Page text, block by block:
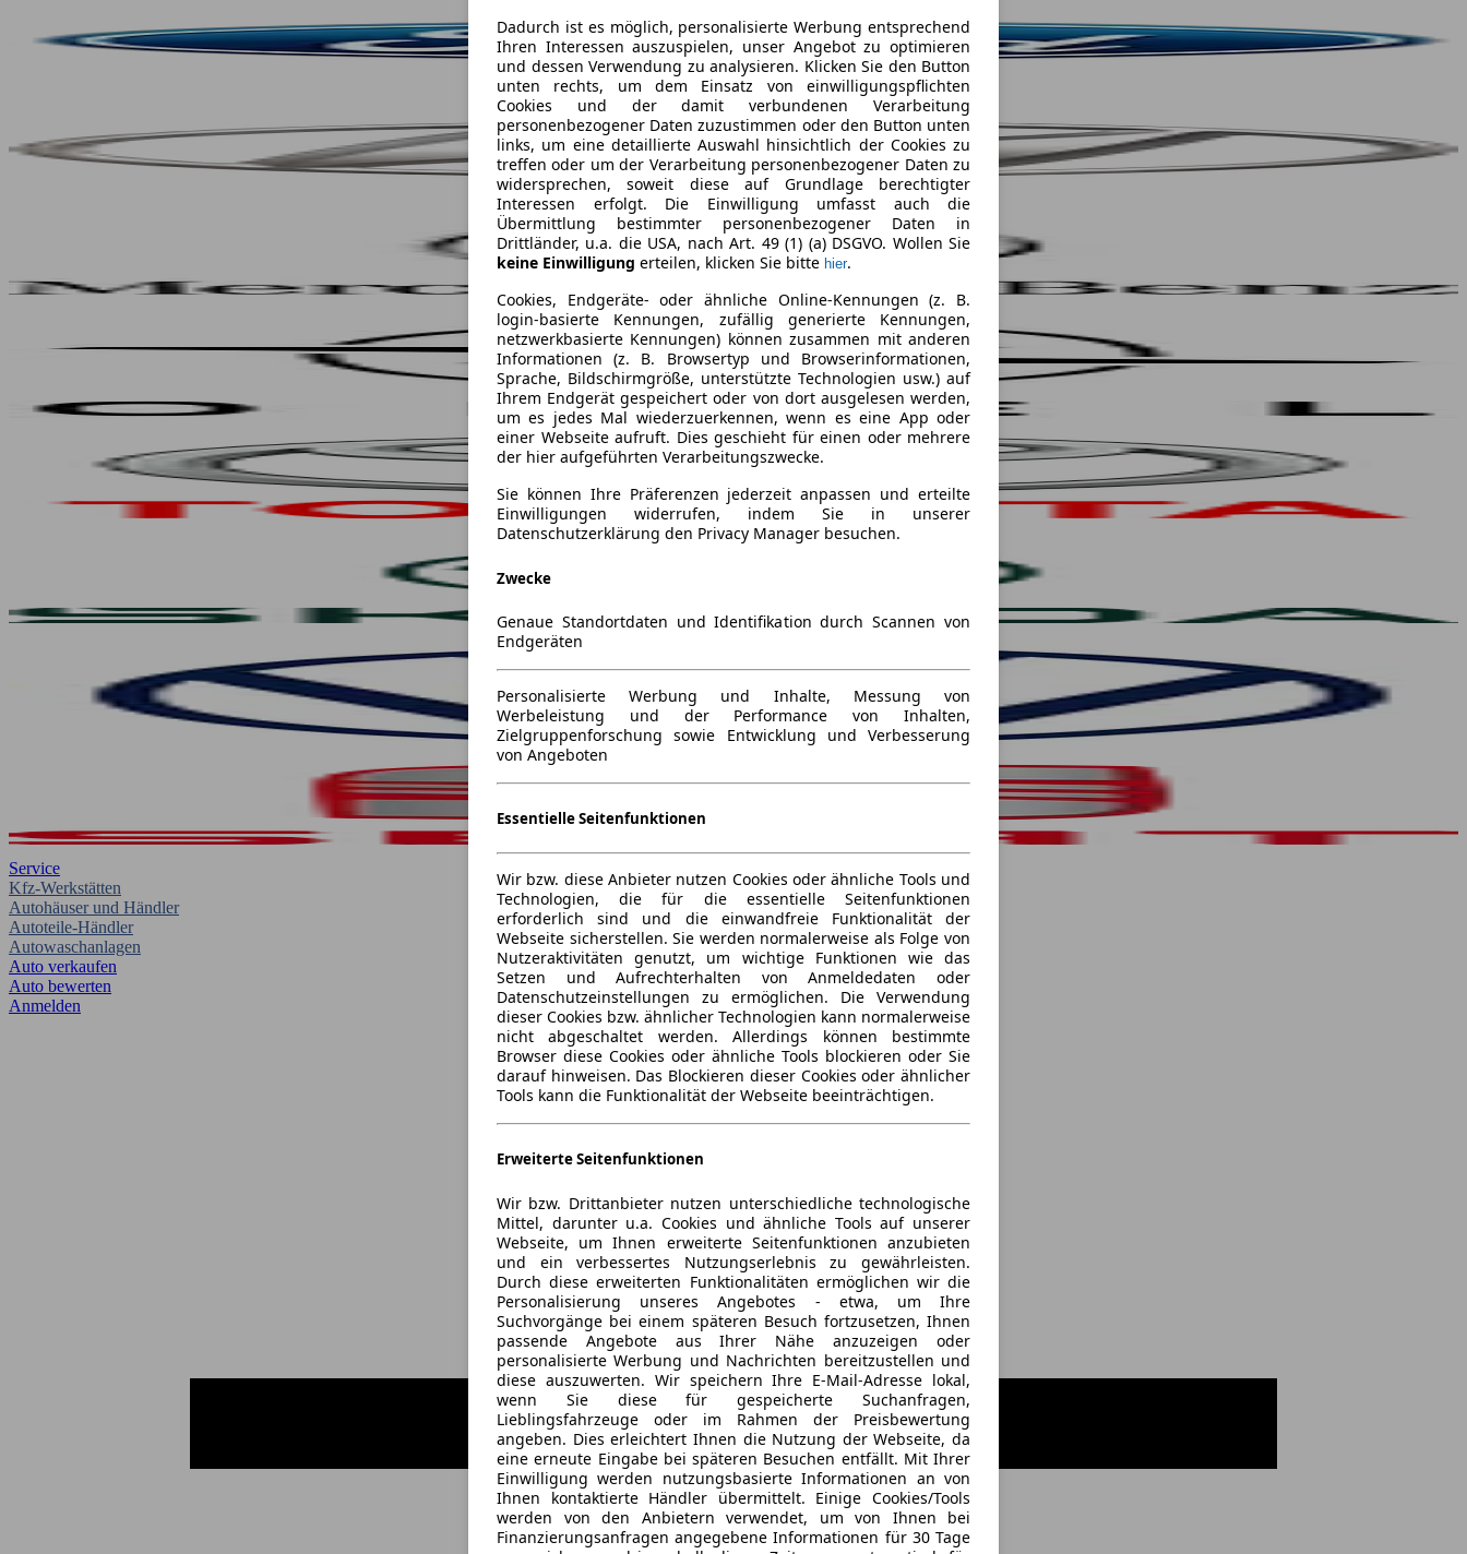
Service
Kfz-Werkstätten
Autohäuser und Händler
Autoteile-Händler
Autowaschanlagen
Auto verkaufen
Auto bewerten
Anmelden
Dadurch ist es möglich, personalisierte Werbung entsprechend
Ihren Interessen auszuspielen, unser Angebot zu optimieren
und dessen Verwendung zu analysieren. Klicken Sie den Button
unten rechts, um dem Einsatz von einwilligungspflichten
Cookies und der damit verbundenen Verarbeitung
personenbezogener Daten zuzustimmen oder den Button unten
links, um eine detaillierte Auswahl hinsichtlich der Cookies zu
treffen oder um der Verarbeitung personenbezogener Daten zu
widersprechen, soweit diese auf Grundlage berechtigter
Interessen erfolgt. Die Einwilligung umfasst auch die
Übermittlung bestimmter personenbezogener Daten in
Drittländer, u.a. die USA, nach Art. 49 (1) (a) DSGVO. Wollen Sie
keine Einwilligung erteilen, klicken Sie bitte hier.
Cookies, Endgeräte- oder ähnliche Online-Kennungen (z. B.
login-basierte Kennungen, zufällig generierte Kennungen,
netzwerkbasierte Kennungen) können zusammen mit anderen
Informationen (z. B. Browsertyp und Browserinformationen,
Sprache, Bildschirmgröße, unterstützte Technologien usw.) auf
Ihrem Endgerät gespeichert oder von dort ausgelesen werden,
um es jedes Mal wiederzuerkennen, wenn es eine App oder
einer Webseite aufruft. Dies geschieht für einen oder mehrere
der hier aufgeführten Verarbeitungszwecke.
Sie können Ihre Präferenzen jederzeit anpassen und erteilte
Einwilligungen widerrufen, indem Sie in unserer
Datenschutzerklärung den Privacy Manager besuchen.
Zwecke
Genaue Standortdaten und Identifikation durch Scannen von
Endgeräten
Personalisierte Werbung und Inhalte, Messung von
Werbeleistung und der Performance von Inhalten,
Zielgruppenforschung sowie Entwicklung und Verbesserung
von Angeboten
Essentielle Seitenfunktionen
Wir bzw. diese Anbieter nutzen Cookies oder ähnliche Tools und
Technologien, die für die essentielle Seitenfunktionen
erforderlich sind und die einwandfreie Funktionalität der
Webseite sicherstellen. Sie werden normalerweise als Folge von
Nutzeraktivitäten genutzt, um wichtige Funktionen wie das
Setzen und Aufrechterhalten von Anmeldedaten oder
Datenschutzeinstellungen zu ermöglichen. Die Verwendung
dieser Cookies bzw. ähnlicher Technologien kann normalerweise
nicht abgeschaltet werden. Allerdings können bestimmte
Browser diese Cookies oder ähnliche Tools blockieren oder Sie
darauf hinweisen. Das Blockieren dieser Cookies oder ähnlicher
Tools kann die Funktionalität der Webseite beeinträchtigen.
Erweiterte Seitenfunktionen
Wir bzw. Drittanbieter nutzen unterschiedliche technologische
Mittel, darunter u.a. Cookies und ähnliche Tools auf unserer
Webseite, um Ihnen erweiterte Seitenfunktionen anzubieten
und ein verbessertes Nutzungserlebnis zu gewährleisten.
Durch diese erweiterten Funktionalitäten ermöglichen wir die
Personalisierung unseres Angebotes - etwa, um Ihre
Suchvorgänge bei einem späteren Besuch fortzusetzen, Ihnen
passende Angebote aus Ihrer Nähe anzuzeigen oder
personalisierte Werbung und Nachrichten bereitzustellen und
diese auszuwerten. Wir speichern Ihre E-Mail-Adresse lokal,
wenn Sie diese für gespeicherte Suchanfragen,
Lieblingsfahrzeuge oder im Rahmen der Preisbewertung
angeben. Dies erleichtert Ihnen die Nutzung der Webseite, da
eine erneute Eingabe bei späteren Besuchen entfällt. Mit Ihrer
Einwilligung werden nutzungsbasierte Informationen an von
Ihnen kontaktierte Händler übermittelt. Einige Cookies/Tools
werden von den Anbietern verwendet, um von Ihnen bei
Finanzierungsanfragen angegebene Informationen für 30 Tage